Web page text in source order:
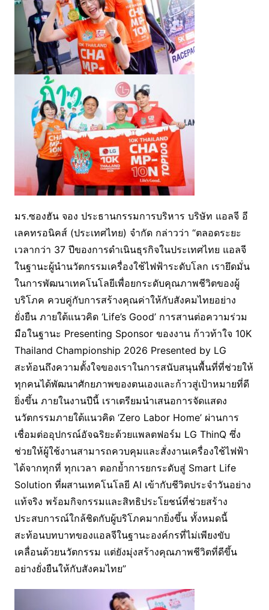
มร.ซองฮัน จอง ประธานกรรมการบริหาร บริษัท แอลจี อี
เลคทรอนิคส์ (ประเทศไทย) จำกัด กล่าวว่า “ตลอดระยะ
เวลากว่า 37 ปีของการดำเนินธุรกิจในประเทศไทย แอลจี
ในฐานะผู้นำนวัตกรรมเครื่องใช้ไฟฟ้าระดับโลก เรายึดมั่น
ในการพัฒนาเทคโนโลยีเพื่อยกระดับคุณภาพชีวิตของผู้
บริโภค ควบคู่กับการสร้างคุณค่าให้กับสังคมไทยอย่าง
ยั่งยืน ภายใต้แนวคิด ‘Life’s Good’ การสานต่อความร่วม
มือในฐานะ Presenting Sponsor ของงาน ก้าวท้าใจ 10K
Thailand Championship 2026 Presented by LG
สะท้อนถึงความตั้งใจของเราในการสนับสนุนพื้นที่ที่ช่วยให้
ทุกคนได้พัฒนาศักยภาพของตนเองและก้าวสู่เป้าหมายที่ดี
ยิ่งขึ้น ภายในงานปีนี้ เราเตรียมนำเสนอการจัดแสดง
นวัตกรรมภายใต้แนวคิด ‘Zero Labor Home’ ผ่านการ
เชื่อมต่ออุปกรณ์อัจฉริยะด้วยแพลตฟอร์ม LG ThinQ ซึ่ง
ช่วยให้ผู้ใช้งานสามารถควบคุมและสั่งงานเครื่องใช้ไฟฟ้า
ได้จากทุกที่ ทุกเวลา ตอกย้ำการยกระดับสู่ Smart Life
Solution ที่ผสานเทคโนโลยี AI เข้ากับชีวิตประจำวันอย่าง
แท้จริง พร้อมกิจกรรมและสิทธิประโยชน์ที่ช่วยสร้าง
ประสบการณ์ใกล้ชิดกับผู้บริโภคมากยิ่งขึ้น ทั้งหมดนี้
สะท้อนบทบาทของแอลจีในฐานะองค์กรที่ไม่เพียงขับ
เคลื่อนด้วยนวัตกรรม แต่ยังมุ่งสร้างคุณภาพชีวิตที่ดีขึ้น
อย่างยั่งยืนให้กับสังคมไทย”